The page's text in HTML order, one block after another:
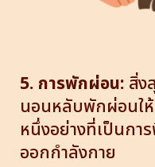
5. การพักผ่อน: สิ่ง
นอนหลับพักผ่อนใ
หนึ่งอย่างที่เป็นกา
ออกกำลังกาย